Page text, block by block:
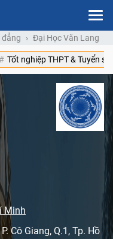
đẳng Đại Học Văn Lang
Tốt nghiệp THPT & Tuyển
Minh
Cô Giang, Q.1, Tp. Hồ